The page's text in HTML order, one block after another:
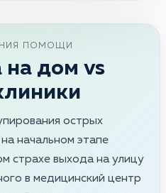
ПОМОЩИ
на дом vs
острых
начальном этапе
страхе выхода на улицу
в медицинский центр